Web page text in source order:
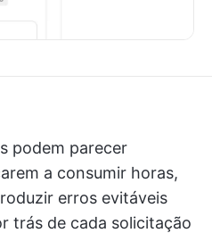
podem parecer
a consumir horas,
erros evitáveis
trás de cada solicitação